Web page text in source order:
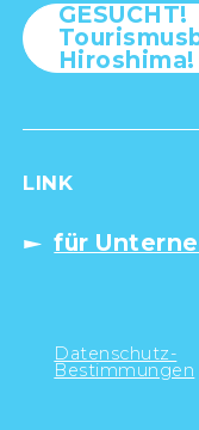
GESUCHT!
Hiroshima!
LINK
für
Datenschutz-
Bestimmungen